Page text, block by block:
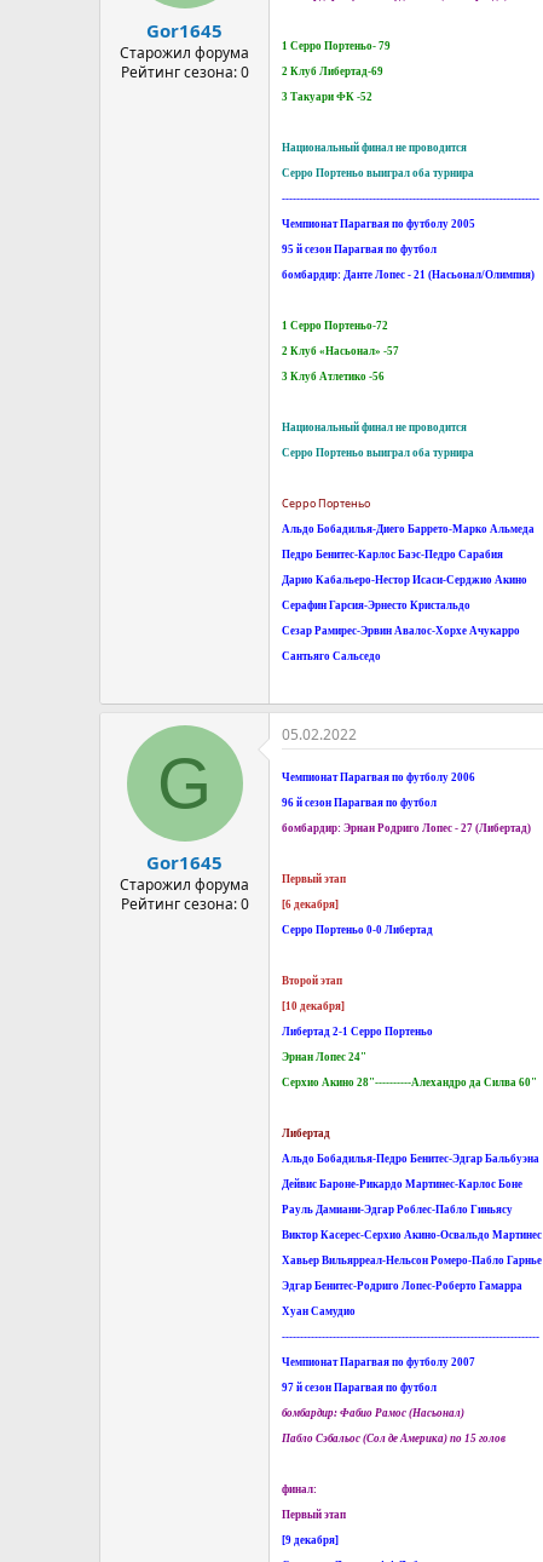
а
Gor1645
Старожил форума
Рейтинг сезона: 0
1 Серро Портеньо- 79
2 Клуб Либертад-69
3 Такуари ФК -52
Национальный финал не проводится
Серро Портеньо выиграл оба турнира
-----------------------------------------------------------------------
Чемпионат Парагвая по футболу 2005
95 й сезон Парагвая по футбол
бомбардир: Данте Лопес - 21 (Насьонал/Олимпия)
1 Серро Портеньо-72
2 Клуб «Насьонал» -57
3 Клуб Атлетико -56
Национальный финал не проводится
Серро Портеньо выиграл оба турнира
Серро Портеньо
Альдо Бобадилья-Диего Баррето-Марко Альмеда
Педро Бенитес-Карлос Баэс-Педро Сарабия
Дарио Кабальеро-Нестор Исаси-Серджио Акино
Серафин Гарсия-Эрнесто Кристальдо
Сезар Рамирес-Эрвин Авалос-Хорхе Ачукарро
Сантьяго Сальседо
G
Gor1645
Старожил форума
Рейтинг сезона: 0
05.02.2022
Чемпионат Парагвая по футболу 2006
96 й сезон Парагвая по футбол
бомбардир: Эрнан Родриго Лопес​ - 27 (Либертад)
Первый этап
[6 декабря]
Серро Портеньо 0-0 Либертад
Второй этап
[10 декабря]
Либертад 2-1 Серро Портеньо
Эрнан Лопес 24"
Серхио Акино 28"----------Алехандро да Силва 60"
Либертад
Альдо Бобадилья-Педро Бенитес-Эдгар Бальбуэна
Дейвис Бароне-Рикардо Мартинес-Карлос Боне
Рауль Дамиани-Эдгар Роблес-Пабло Гиньясу
Виктор Касерес-Серхио Акино-Освальдо Мартинес
Хавьер Вильярреал-Нельсон Ромеро-Пабло Гарнье
Эдгар Бенитес-Родриго Лопес-Роберто Гамарра
Хуан Самудио
-----------------------------------------------------------------------
Чемпионат Парагвая по футболу 2007
97 й сезон Парагвая по футбол
бомбардир: Фабио Рамос (Насьонал)
Пабло Сэбальос (Сол де Америка) по 15 голов
финал:
Первый этап
[9 декабря]